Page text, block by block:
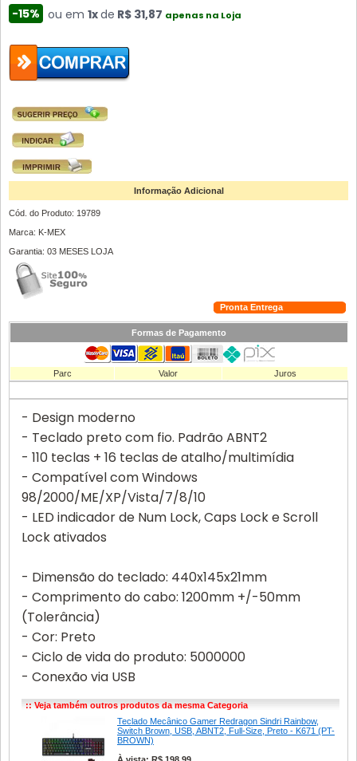
-15% ou em 1xde R$ 31,87 apenas na Loja
Informação Adicional
Cód. do Produto: 19789
Marca: K-MEX
Garantia: 03 MESES LOJA
Pronta Entrega
Formas de Pagamento
Parc Valor Juros
- Design moderno
- Teclado preto com fio. Padrão ABNT2
- 110 teclas + 16 teclas de atalho/multimídia
- Compatível com Windows
98/2000/ME/XP/Vista/7/8/10
- LED indicador de Num Lock, Caps Lock e Scroll
Lock ativados
- Dimensão do teclado: 440x145x21mm
- Comprimento do cabo: 1200mm +/-50mm
(Tolerância)
- Cor: Preto
- Ciclo de vida do produto: 5000000
- Conexão via USB
:: Veja também outros produtos da mesma Categoria
Teclado Mecânico Gamer Redragon Sindri Rainbow,
Switch Brown, USB, ABNT2, Full-Size, Preto - K671 (PT-
BROWN)